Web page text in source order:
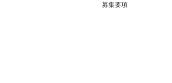
募集要項